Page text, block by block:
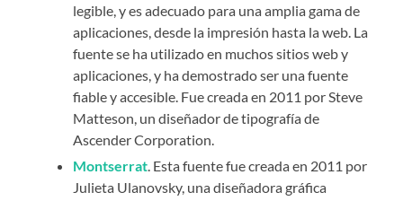
legible, y es adecuado para una amplia gama de
aplicaciones, desde la impresión hasta la web. La
fuente se ha utilizado en muchos sitios web y
aplicaciones, y ha demostrado ser una fuente
fiable y accesible. Fue creada en 2011 por Steve
Matteson, un diseñador de tipografía de
Ascender Corporation.
Montserrat. Esta fuente fue creada en 2011 por
Julieta Ulanovsky, una diseñadora gráfica